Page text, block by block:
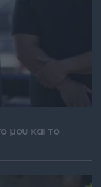
μου και το